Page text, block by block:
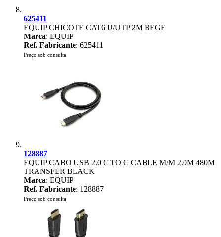
625411
EQUIP CHICOTE CAT6 U/UTP 2M BEGE
Marca: EQUIP
Ref. Fabricante: 625411
Preço sob consulta
128887
EQUIP CABO USB 2.0 C TO C CABLE M/M 2.0M 480M
TRANSFER BLACK
Marca: EQUIP
Ref. Fabricante: 128887
Preço sob consulta